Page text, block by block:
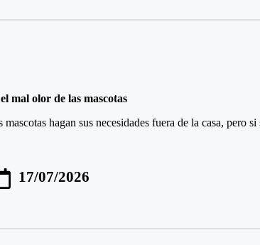
mal olor de las mascotas
hagan sus necesidades fuera de la casa, pero
17/07/2026